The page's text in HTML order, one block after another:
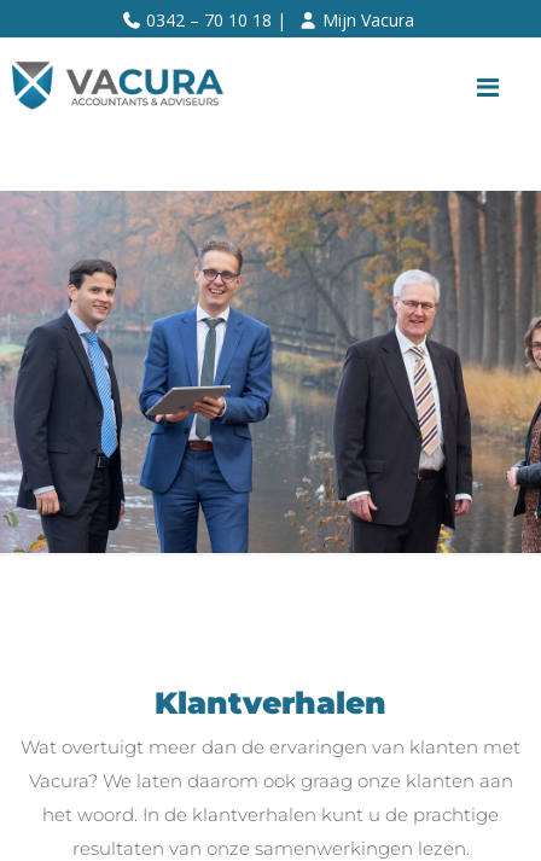
0342 – 70 10 18 | Mijn Vacura
Klantverhalen
Wat overtuigt meer dan de ervaringen van klanten met
Vacura? We laten daarom ook graag onze klanten aan
het woord. In de klantverhalen kunt u de prachtige
resultaten van onze samenwerkingen lezen.